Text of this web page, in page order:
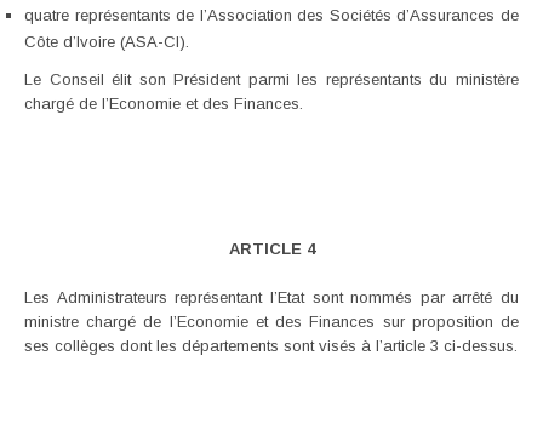
quatre représentants de l’Association des Sociétés d’Assurances de
Côte d’Ivoire (ASA-CI).
Le Conseil élit son Président parmi les représentants du ministère
chargé de l’Economie et des Finances.
ARTICLE 4
Les Administrateurs représentant l’Etat sont nommés par arrêté du
ministre chargé de l’Economie et des Finances sur proposition de
ses collèges dont les départements sont visés à l’article 3 ci-dessus.